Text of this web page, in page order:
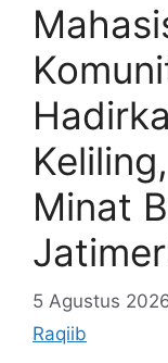
Minat
5 Agustus
Raqiib